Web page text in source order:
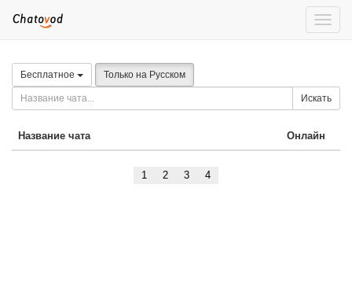
Toggle
Бесплатное Только на Русском
Искать
Название чата Онлайн
1 2 3 4